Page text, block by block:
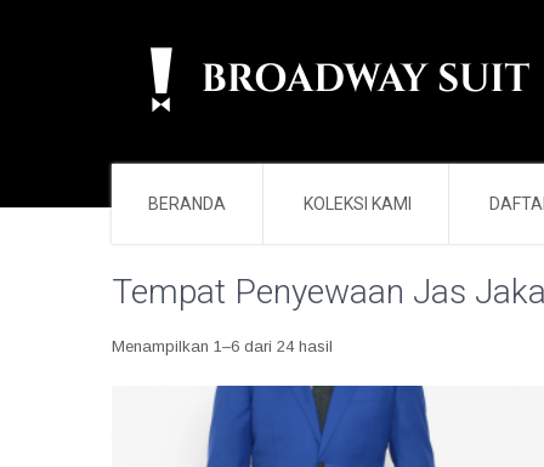
BERANDA KOLEKSI KAMI
Tempat Penyewaan Jas
Menampilkan 1–6 dari 24 hasil
yang